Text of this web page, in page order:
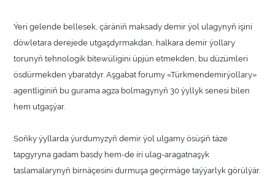
Ýeri gelende bellesek, çäräniň maksady demir ýol ulagynyň işini
döwletara derejede utgaşdyrmakdan, halkara demir ýollary
torunyň tehnologik bitewüligini üpjün etmekden, bu düzümleri
ösdürmekden ybaratdyr. Aşgabat forumy «Türkmendemirýollary»
agentliginiň bu gurama agza bolmagynyň 30 ýyllyk senesi bilen
hem utgaşýar.
Soňky ýyllarda ýurdumyzyň demir ýol ulgamy ösüşiň täze
tapgyryna gadam basdy hem-de iri ulag-aragatnaşyk
taslamalarynyň birnäçesini durmuşa geçirmäge taýýarlyk görülýär.